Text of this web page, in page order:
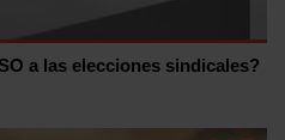
a las elecciones sindicales?